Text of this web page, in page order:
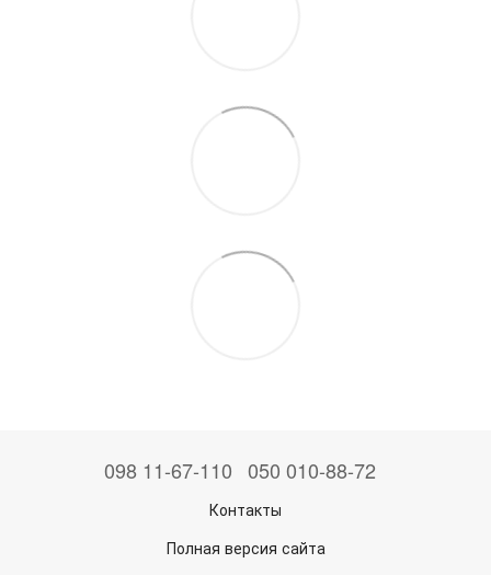
098 11-67-110 050 010-88-72
Контакты
Полная версия сайта